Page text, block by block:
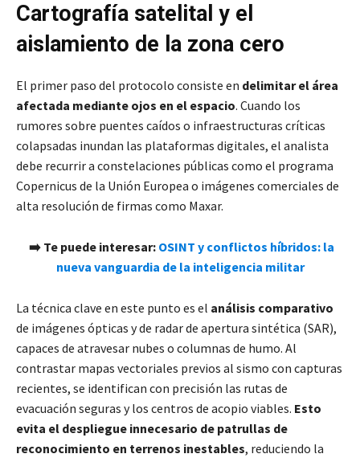
Cartografía satelital y el
aislamiento de la zona cero
El primer paso del protocolo consiste en delimitar el área
afectada mediante ojos en el espacio. Cuando los
rumores sobre puentes caídos o infraestructuras críticas
colapsadas inundan las plataformas digitales, el analista
debe recurrir a constelaciones públicas como el programa
Copernicus de la Unión Europea o imágenes comerciales de
alta resolución de firmas como Maxar.
➡️ Te puede interesar: OSINT y conflictos híbridos: la
nueva vanguardia de la inteligencia militar
La técnica clave en este punto es el análisis comparativo
de imágenes ópticas y de radar de apertura sintética (SAR),
capaces de atravesar nubes o columnas de humo. Al
contrastar mapas vectoriales previos al sismo con capturas
recientes, se identifican con precisión las rutas de
evacuación seguras y los centros de acopio viables. Esto
evita el despliegue innecesario de patrullas de
reconocimiento en terrenos inestables, reduciendo la